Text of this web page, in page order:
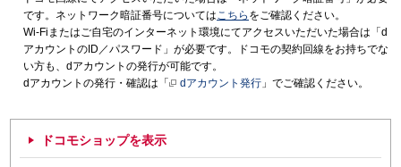
です。ネットワーク暗証番号についてはこちら をご確認ください。
Wi-Fiまたはご自宅のインターネット環境にてアクセスいただいた場合は「d
アカウントのID／パスワード」が必要です。ドコモの契約回線をお持ちでな
い方も、dアカウントの発行が可能です。
dアカウントの発行・確認は「
dアカウント発行 」でご確認ください。
ドコモショップを表示